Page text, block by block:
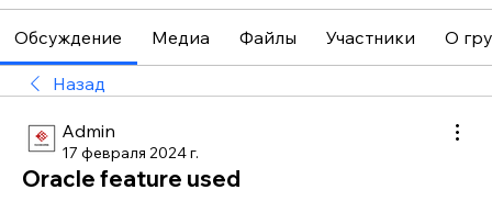
Обсуждение Медиа Файлы Участники О
Назад
Admin
17 февраля 2024 г.
Oracle feature used